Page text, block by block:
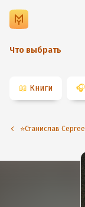
Что выбрать
📖 Книги 🎧
⭐️Станислав